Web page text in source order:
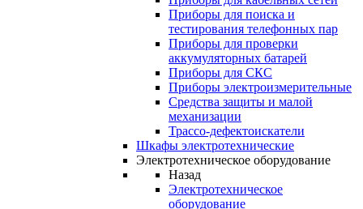
Приборы для поиска и
тестирования телефонных пар
Приборы для проверки
аккумуляторных батарей
Приборы для СКС
Приборы электроизмерительные
Средства защиты и малой
механизации
Трассо-дефектоискатели
Шкафы электротехнические
Электротехническое оборудование
Назад
Электротехническое
оборудование